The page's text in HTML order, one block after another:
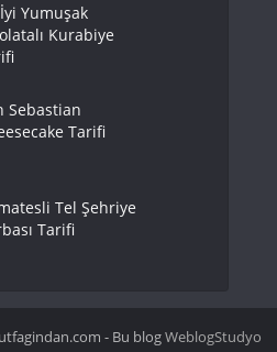
Yumuşak
Kurabiye
Sebastian
Tarifi
Tel Şehriye
Tarifi
- Bu blogWeblogStudyo